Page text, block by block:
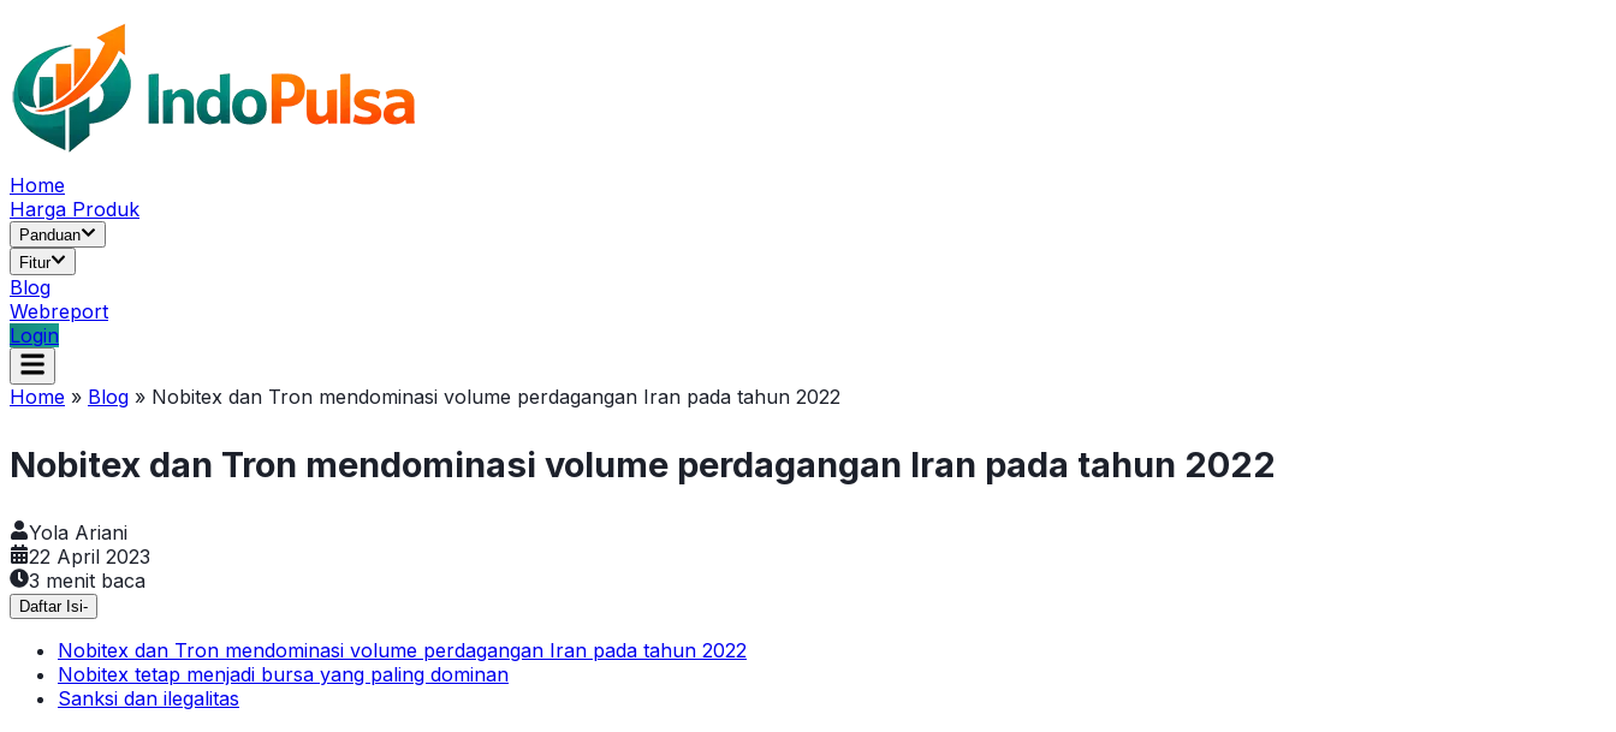
Home
Harga Produk
Panduan
Fitur
Blog
Webreport
Login
Home » Blog » Nobitex dan Tron mendominasi volume perdagangan Iran pada tahun 2022
Nobitex dan Tron mendominasi volume perdagangan Iran pada tahun 2022
Yola Ariani
22 April 2023
3 menit baca
Daftar Isi-
Nobitex dan Tron mendominasi volume perdagangan Iran pada tahun 2022
Nobitex tetap menjadi bursa yang paling dominan
Sanksi dan ilegalitas